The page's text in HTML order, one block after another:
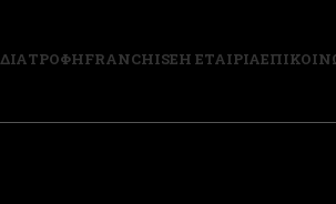
ΔΙΑΤΡΟΦΗFRANCHISEΗ ΕΤΑΙΡΙΑ